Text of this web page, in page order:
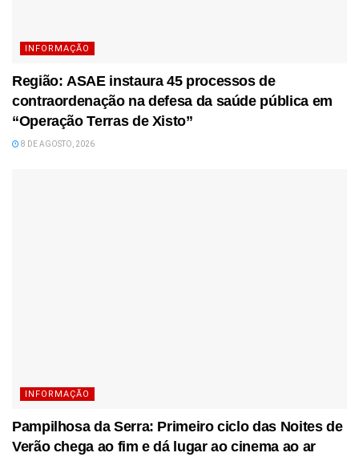
INFORMAÇÃO
Região: ASAE instaura 45 processos de
contraordenação na defesa da saúde pública em
“Operação Terras de Xisto”
8 DE AGOSTO, 2026
INFORMAÇÃO
Pampilhosa da Serra: Primeiro ciclo das Noites de
Verão chega ao fim e dá lugar ao cinema ao ar